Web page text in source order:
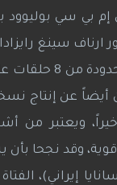
بي سي بوليوود
سينغ رايزادا
أيضاً عن إنتاج
أخيراً،
وقد نجحا بأن
إيراني)،